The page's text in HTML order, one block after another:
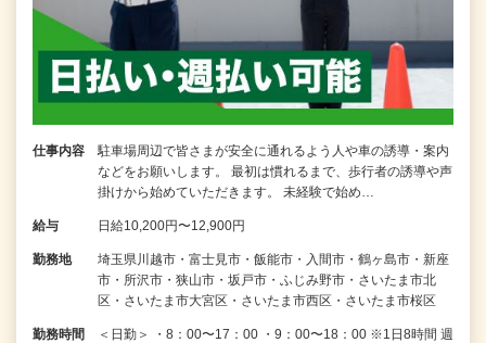
仕事内容
駐車場周辺で皆さまが安全に通れるよう人や車の誘導・案内
などをお願いします。 最初は慣れるまで、歩行者の誘導や声
掛けから始めていただきます。 未経験で始め…
給与 日給10,200円〜12,900円
勤務地
埼玉県川越市・富士見市・飯能市・入間市・鶴ヶ島市・新座
市・所沢市・狭山市・坂戸市・ふじみ野市・さいたま市北
区・さいたま市大宮区・さいたま市西区・さいたま市桜区
勤務時間
＜日勤＞ ・8：00〜17：00 ・9：00〜18：00 ※1日8時間 週